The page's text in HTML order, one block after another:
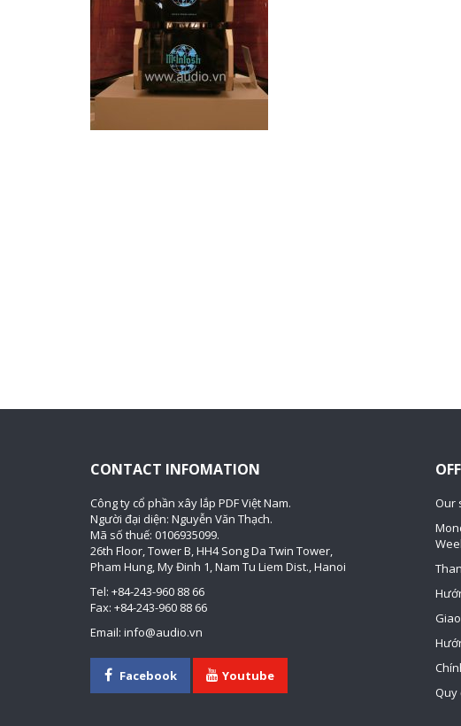
CONTACT INFOMATION
Công ty cổ phần xây lắp PDF Việt Nam.
Người đại diện: Nguyễn Văn Thạch.
Mã số thuế: 0106935099.
26th Floor, Tower B, HH4 Song Da Twin Tower,
Pham Hung, My Đinh 1, Nam Tu Liem Dist., Hanoi
Tel: +84-243-960 88 66
Fax: +84-243-960 88 66
Email: info@audio.vn
Facebook Youtube
Our
Quy